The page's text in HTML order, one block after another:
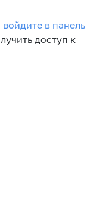
войдите в панель
доступ к